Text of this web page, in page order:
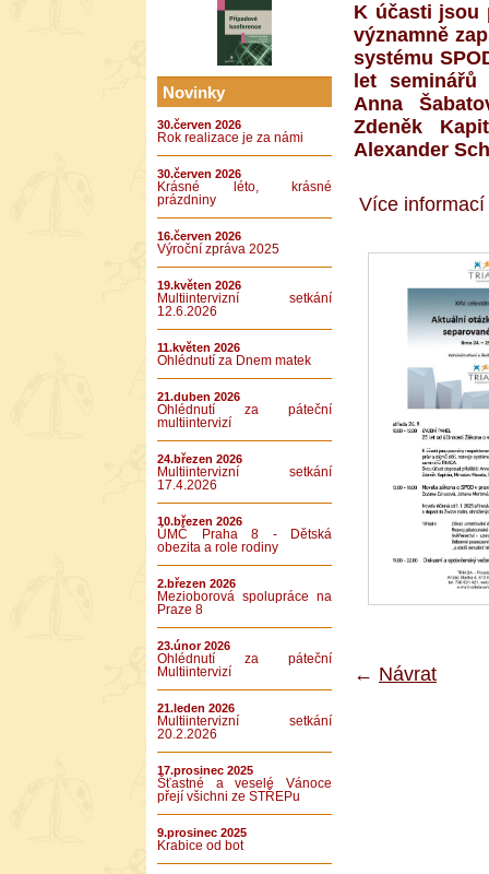
Novinky
30.červen 2026
Rok realizace je za námi
30.červen 2026
Krásné léto, krásné
prázdniny
16.červen 2026
Výroční zpráva 2025
19.květen 2026
Multiintervizní setkání
12.6.2026
11.květen 2026
Ohlédnutí za Dnem matek
21.duben 2026
Ohlédnutí za páteční
multiintervizí
24.březen 2026
Multiintervizní setkání
17.4.2026
10.březen 2026
ÚMČ Praha 8 - Dětská
obezita a role rodiny
2.březen 2026
Mezioborová spolupráce na
Praze 8
23.únor 2026
Ohlédnutí za páteční
Multiintervizí
21.leden 2026
Multiintervizní setkání
20.2.2026
17.prosinec 2025
Šťastné a veselé Vánoce
přejí všichni ze STŘEPu
9.prosinec 2025
Krabice od bot
K účasti jsou
významně
systému
let
Anna
Zdeněk
Alexander
Více
← Návrat